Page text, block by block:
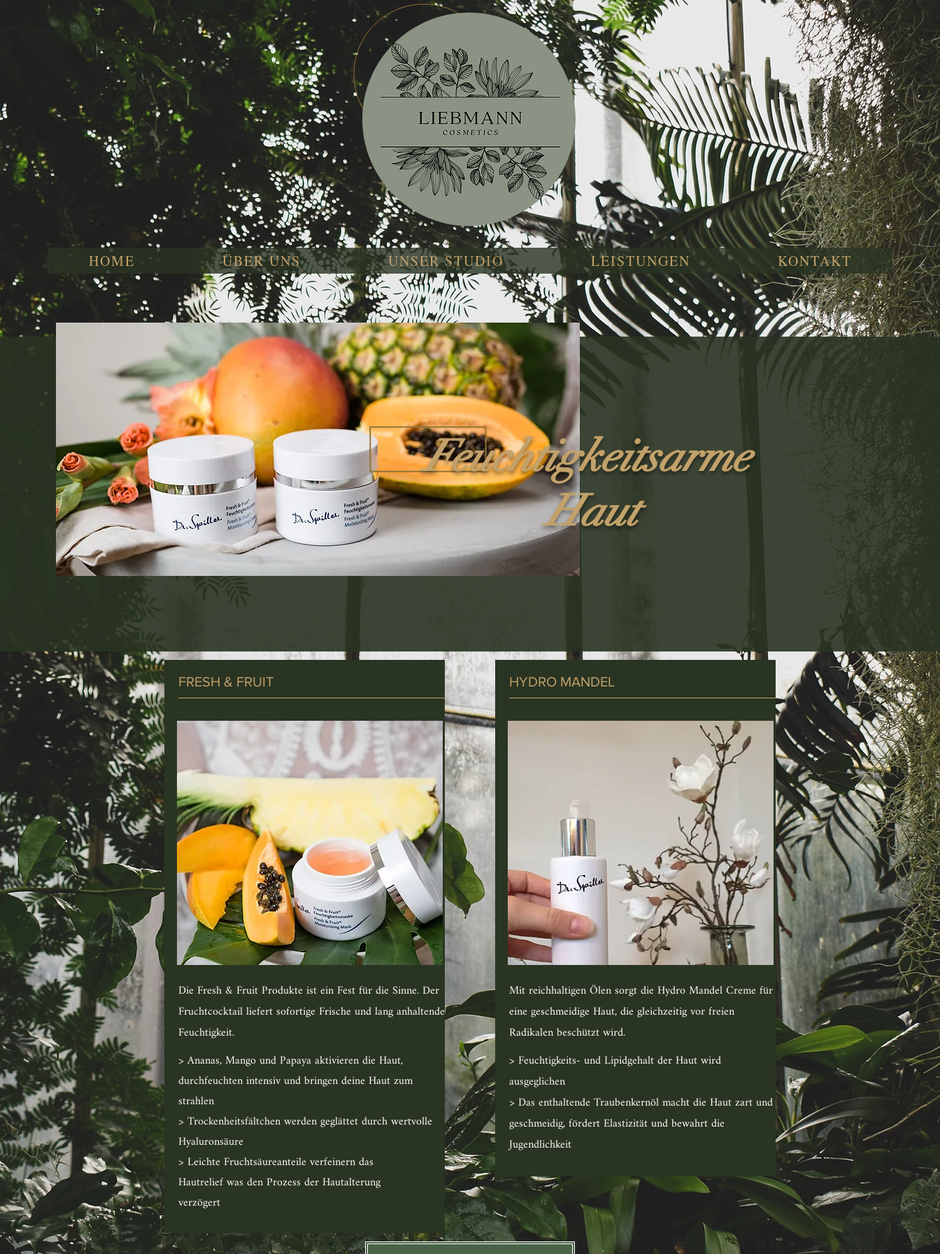
Kosmetikstudio
Feuchtigkeitsarme
Haut
FRESH & FRUIT
Die Fresh & Fruit Produkte ist ein Fest für die Sinne. Der
Fruchtcocktail liefertsofortige Frische und lang anhaltende
Feuchtigkeit.
> Ananas, Mango und Papaya aktivieren die Haut,
durchfeuchten intensiv und bringen deine Haut zum
strahlen
> Trockenheitsfältchen werden geglättet durch wertvolle
Hyaluronsäure
> Leichte Fruchtsäureanteile verfeinern das
Hautrelief was den Prozess der Hautalterung
verzögert
HYDRO MANDEL
Mit reichhaltigen Ölen sorgt die Hydro Mandel Creme für
eine geschmeidige Haut, die gleichzeitig vor freien
Radikalen beschützt wird.
> Feuchtigkeits- und Lipidgehalt der Haut wird
ausgeglichen
> Das enthaltende Traubenkernöl macht die Haut zart und
geschmeidig, fördert Elastizität und bewahrt die
Jugendlichkeit
HOME ÜBER UNS UNSER STUDIO LEISTUNGEN KONTAKT